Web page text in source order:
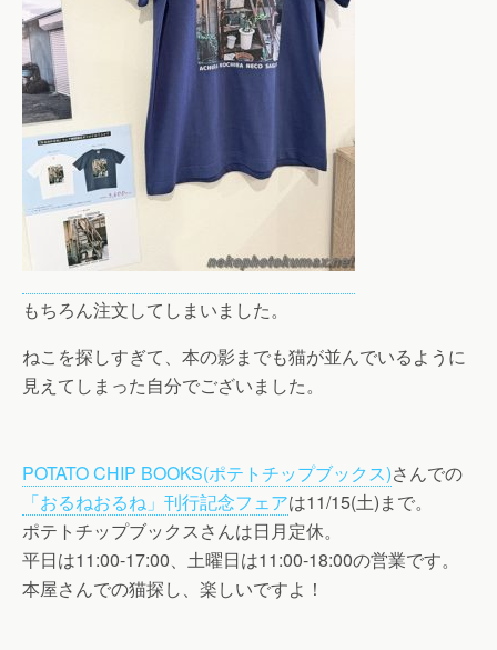
もちろん注文してしまいました。
ねこを探しすぎて、本の影までも猫が並んでいるように
見えてしまった自分でございました。
POTATO CHIP BOOKS(ポテトチップブックス)さんでの
「おるねおるね」刊行記念フェアは11/15(土)まで。
ポテトチップブックスさんは日月定休。
平日は11:00-17:00、土曜日は11:00-18:00の営業です。
本屋さんでの猫探し、楽しいですよ！